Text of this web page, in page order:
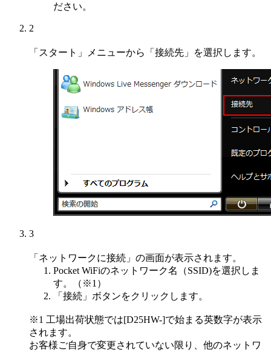
ださい。
2
「スタート」メニューから「接続先」を選択します。
3
「ネットワークに接続」の画面が表示されます。
Pocket WiFiのネットワーク名（SSID)を選択しま
す。（※1）
「接続」ボタンをクリックします。
※1 工場出荷状態では[D25HW-]で始まる英数字が表示
されます。
お客様ご自身で変更されていない限り、他のネットワ